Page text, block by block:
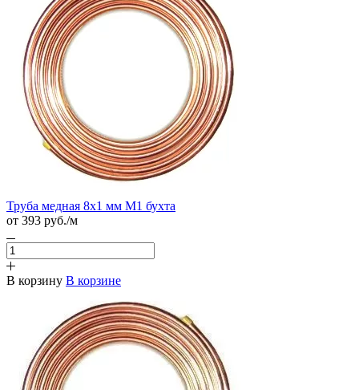
Труба медная 8х1 мм М1 бухта
от 393 руб./м
В корзину В корзине